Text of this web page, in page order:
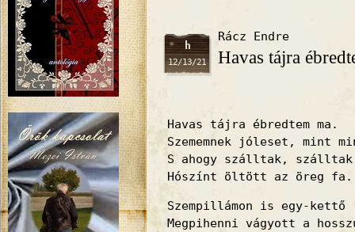
h
12/13/21
Rácz Endre
Havas tájra
Havas tájra ébredtem ma.
Szememnek jóleset, mint
S ahogy szálltak, szálltak
Hószínt öltött az öreg fa.
Szempillámon is egy-kettő
Megpihenni vágyott a